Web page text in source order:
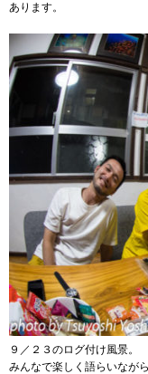
あります。
９／２３のログ付け風景。
みんなで楽しく語らいなが